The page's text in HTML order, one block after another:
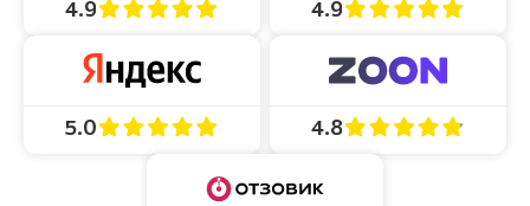
4.9 4.9
5.0 4.8